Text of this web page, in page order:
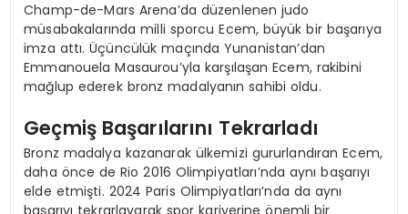
Champ-de-Mars Arena’da düzenlenen judo
müsabakalarında milli sporcu Ecem, büyük bir başarıya
imza attı. Üçüncülük maçında Yunanistan’dan
Emmanouela Masaurou’yla karşılaşan Ecem, rakibini
mağlup ederek bronz madalyanın sahibi oldu.
Geçmiş Başarılarını Tekrarladı
Bronz madalya kazanarak ülkemizi gururlandıran Ecem,
daha önce de Rio 2016 Olimpiyatları’nda aynı başarıyı
elde etmişti. 2024 Paris Olimpiyatları’nda da aynı